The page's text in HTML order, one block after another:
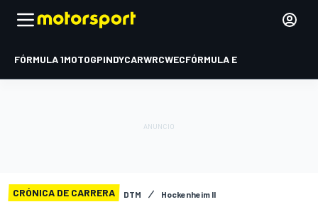
FÓRMULA 1MOTOGPINDYCARWRCWECFÓRMULA E
CRÓNICA DE CARRERA DTM Hockenheim II